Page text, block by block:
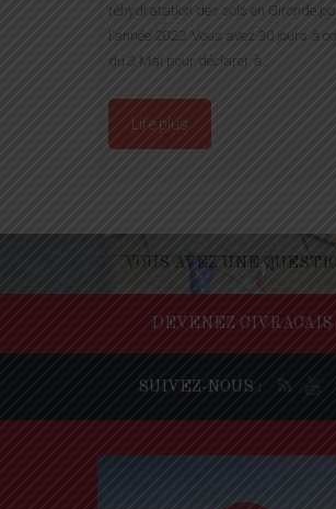
réhydratation des sols en Gironde
l’année 2022. Vous avez 30 jours à
du 3 Mai pour déclarer à…
Lire plus
VOUS AVEZ UNE
DEVENEZ CIVRACAIS
SUIVEZ-NOUS :